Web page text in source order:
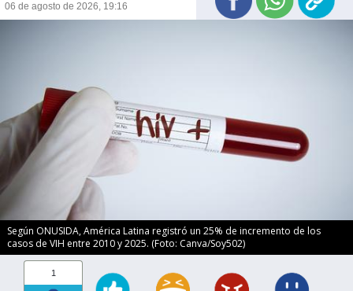
06 de agosto de 2026, 19:16
Según ONUSIDA, América Latina registró un 25% de incremento de los
casos de VIH entre 2010 y 2025. (Foto: Canva/Soy502)
1